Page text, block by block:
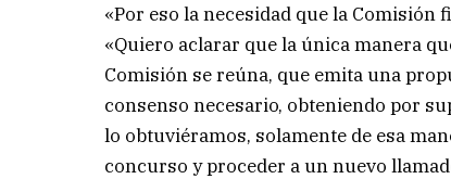
«Por eso la necesidad que la
«Quiero aclarar que la única manera
Comisión se reúna, que emita una
consenso necesario, obteniendo por
lo obtuviéramos, solamente de esa
concurso y proceder a un nuevo